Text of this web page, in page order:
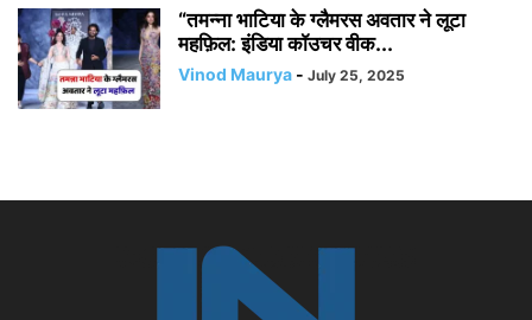
“तमन्ना भाटिया के ग्लैमरस अवतार ने लूटा
महफ़िल: इंडिया कॉउचर वीक...
Vinod Maurya - July 25, 2025